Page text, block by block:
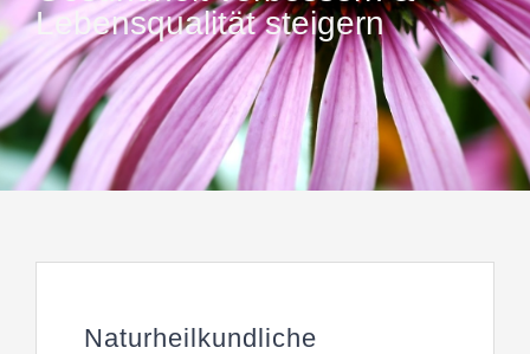
Lebensqualität steigern
Naturheilkundliche